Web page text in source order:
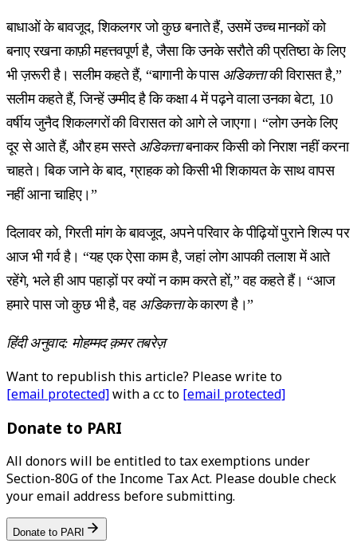
बाधाओं के बावजूद, शिकलगर जो कुछ बनाते हैं, उसमें उच्च मानकों को
बनाए रखना काफ़ी महत्तवपूर्ण है, जैसा कि उनके सरौते की प्रतिष्ठा के लिए
भी ज़रूरी है। सलीम कहते हैं, “बागानी के पास अडिकत्ताकी विरासत है,”
सलीम कहते हैं, जिन्हें उम्मीद है कि कक्षा 4 में पढ़ने वाला उनका बेटा, 10
वर्षीय जुनैद शिकलगरों की विरासत को आगे ले जाएगा। “लोग उनके लिए
दूर से आते हैं, और हम सस्ते अडिकत्ताबनाकर किसी को निराश नहीं करना
चाहते। बिक जाने के बाद, ग्राहक को किसी भी शिकायत के साथ वापस
नहीं आना चाहिए।”
दिलावर को, गिरती मांग के बावजूद, अपने परिवार के पीढ़ियों पुराने शिल्प पर
आज भी गर्व है। “यह एक ऐसा काम है, जहां लोग आपकी तलाश में आते
रहेंगे, भले ही आप पहाड़ों पर क्यों न काम करते हों,” वह कहते हैं। “आज
हमारे पास जो कुछ भी है, वह अडिकत्ताके कारण है।”
हिंदी अनुवाद: मोहम्मद क़मर तबरेज़
Want to republish this article? Please write to
[email protected]with a cc to [email protected]
Donate to PARI
All donors will be entitled to tax exemptions under
Section-80G of the Income Tax Act. Please double check
your email address before submitting.
Donate to PARI